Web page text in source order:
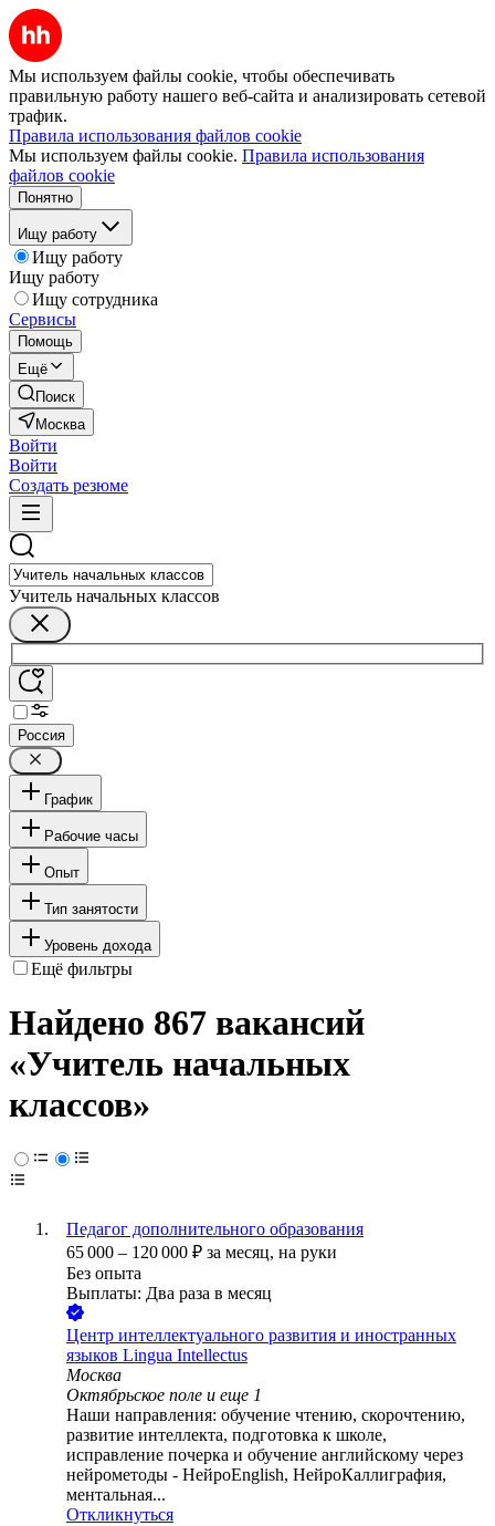
Мы используем файлы cookie, чтобы обеспечивать
правильную работу нашего веб-сайта и анализировать сетевой
трафик.
Правила использования файлов cookie
Мы используем файлы cookie. Правила использования
файлов cookie
Понятно
Ищу работу
Ищу работу
Ищу работу
Ищу сотрудника
Сервисы
Помощь
Ещё
Поиск
Москва
Войти
Войти
Создать резюме
Учитель начальных классов
Россия
График
Рабочие часы
Опыт
Тип занятости
Уровень дохода
Ещё фильтры
Найдено 867 вакансий
«Учитель начальных
классов»
Педагог дополнительного образования
65 000 – 120 000 ₽ за месяц, на руки
Без опыта
Выплаты: Два раза в месяц
Центр интеллектуального развития и иностранных
языков Lingua Intellectus
Москва
Октябрьское поле и еще 1
Наши направления: обучение чтению, скорочтению,
развитие интеллекта, подготовка к школе,
исправление почерка и обучение английскому через
нейрометоды - НейроEnglish, НейроКаллиграфия,
ментальная...
Откликнуться